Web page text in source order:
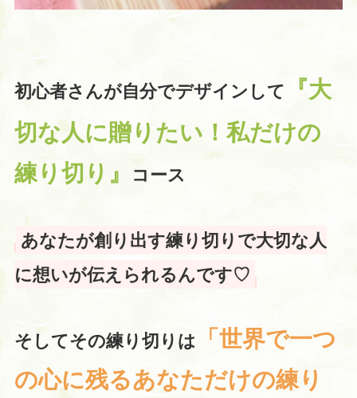
初心者さんが自分でデザインして
『大
切な人に贈りたい！私だけの
練り切り』
コース
あなたが創り出す練り切りで大切な人
に想いが伝えられるんです♡
そしてその練り切りは 「 世界で一つ
の心に残るあなただけの練り